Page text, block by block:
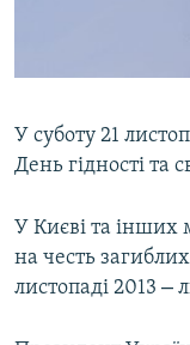
ІНФОГРАФІКА
Qırımtatar
ДОЛУЧАЙСЯ!
Усі сайти RFE/
У суботу 21
День гідності та
У Києві та інших
на честь
листопаді 2013 –